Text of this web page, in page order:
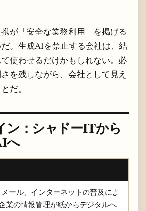
が「安全な業務利用」を掲げる
。生成AIを禁止する会社は、結
使わせるだけかもしれない。必
を残しながら、会社として見え
だ。
ン：シャドーITから
へ
メール、インターネットの普及によ
業の情報管理が紙からデジタルへ